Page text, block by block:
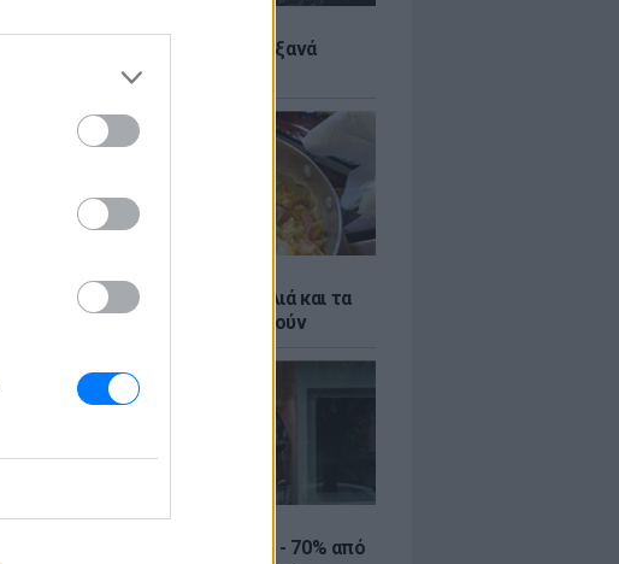
5 one-hit wonders που έγιναν ξανά
διάσημοι από… ατύχημα
Ελληνικό γιαούρτι: Μία κουταλιά και τα
scrambled eggs θα απογειωθούν
ΚΕΡΔΙΣΤΕ
Καλοκαιρινές εκπτώσεις έως - 70% από